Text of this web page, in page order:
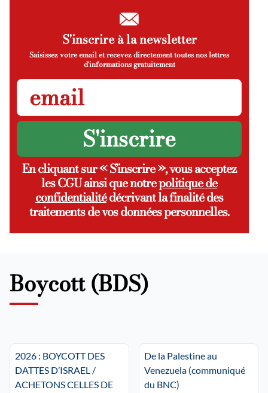
S'inscrire à la newsletter
Saisissez votre email et recevez directement toutes nos lettres
d'informations gratuitement
En cliquant sur « S’inscrire », vous acceptez
les CGU ainsi que notrepolitique de
confidentialitédécrivant la finalité des
traitements de vos données personnelles.
Boycott (BDS)
2026 : BOYCOTT DES
DATTES D’ISRAEL /
ACHETONS CELLES DE
De la Palestine au
Venezuela (communiqué
du BNC)